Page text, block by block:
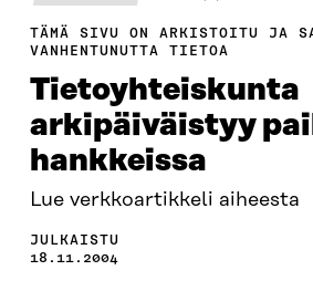
TÄMÄ SIVU ON ARKISTOITU JA
VANHENTUNUTTA TIETOA
Tietoyhteiskunta
arkipäiväistyy
hankkeissa
Lue verkkoartikkeli aiheesta
JULKAISTU
18.11.2004